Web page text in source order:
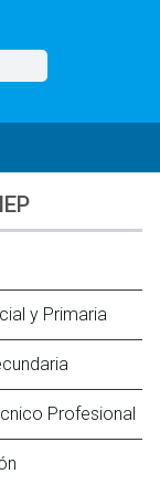
y Primaria
Profesional